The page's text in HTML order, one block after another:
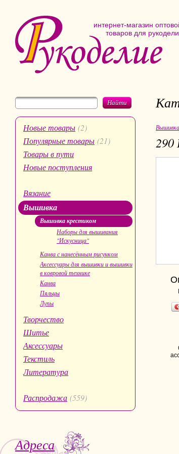
интернет-магазин
товаров для
Найти
Новые товары (2)
Популярные товары (21)
Товары в пути
Новые поступления
Вязание
Вышивка
Вышивка крестиком
Наборы для вышивания
"Искусница"
Канва с нанесённым рисунком
Аксессуары для вышивки и вышивки
в ковровой технике
Канва
Пяльцы
Лупы
Творчество
Шитье
Аксессуары
Текстиль
Литература
Распродажа (559)
Адреса
Вышивка
290